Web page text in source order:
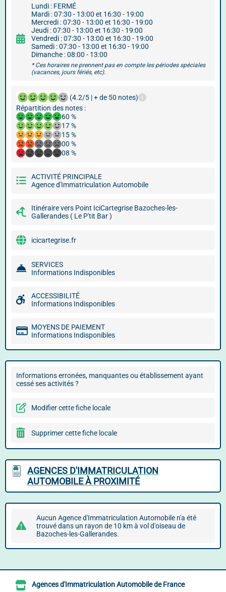
Lundi : FERMÉ
Mardi : 07:30 - 13:00 et 16:30 - 19:00
Mercredi : 07:30 - 13:00 et 16:30 - 19:00
Jeudi : 07:30 - 13:00 et 16:30 - 19:00
Vendredi : 07:30 - 13:00 et 16:30 - 19:00
Samedi : 07:30 - 13:00 et 16:30 - 19:00
Dimanche : 08:00 - 13:00
* Ces horaires ne prennent pas en compte les périodes spéciales
(vacances, jours fériés, etc).
(4.2/5 | + de 50 notes)
Répartition des notes :
60 %
17 %
15 %
00 %
08 %
ACTIVITÉ PRINCIPALE
Agence d'Immatriculation Automobile
Itinéraire vers Point IciCartegrise Bazoches-les-
Gallerandes ( Le P'tit Bar )
icicartegrise.fr
SERVICES
Informations Indisponibles
ACCESSIBILITÉ
Informations Indisponibles
MOYENS DE PAIEMENT
Informations Indisponibles
Informations erronées, manquantes ou établissement ayant
cessé ses activités ?
Modifier cette fiche locale
Supprimer cette fiche locale
AGENCES D'IMMATRICULATION
AUTOMOBILE À PROXIMITÉ
Aucun Agence d'Immatriculation Automobile n'a été
trouvé dans un rayon de 10 km à vol d'oiseau de
Bazoches-les-Gallerandes.
Agences d'Immatriculation Automobile de France